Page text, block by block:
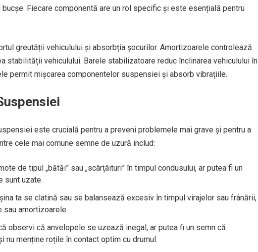
Fiecare componentă are un rol specific și este esențială pentru
greutății vehiculului și absorbția șocurilor. Amortizoarele controlează
stabilității vehiculului. Barele stabilizatoare reduc înclinarea vehiculului în
permit mișcarea componentelor suspensiei și absorb vibrațiile.
este crucială pentru a preveni problemele mai grave și pentru a
cele mai comune semne de uzură includ:
de tipul „bătăi” sau „scârțâituri” în timpul condusului, ar putea fi un
sunt uzate.
ta se clatină sau se balansează excesiv în timpul virajelor sau frânării,
sau amortizoarele.
observi că anvelopele se uzează inegal, ar putea fi un semn că
nu menține roțile în contact optim cu drumul.